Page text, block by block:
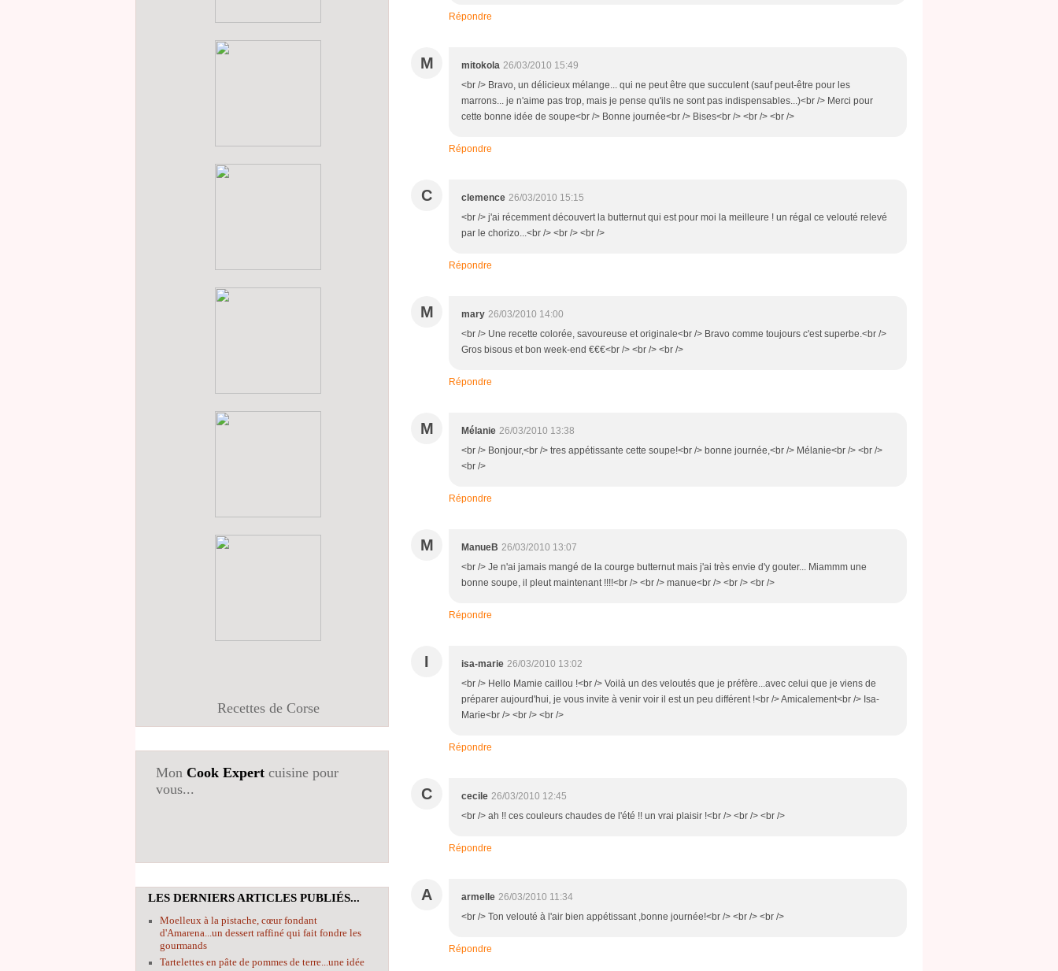
Recettes de Corse
Mon Cook Expert cuisine pour
vous...
LES DERNIERS ARTICLES PUBLIÉS...
Moelleux à la pistache, cœur fondant
d'Amarena...un dessert raffiné qui fait fondre les
gourmands
Tartelettes en pâte de pommes de terre...une idée
Répondre
M mitokola 26/03/2010 15:49
<br /> Bravo, un délicieux mélange... qui ne peut être que succulent (sauf peut-être pour les
marrons... je n'aime pas trop, mais je pense qu'ils ne sont pas indispensables...)<br /> Merci pour
cette bonne idée de soupe<br /> Bonne journée<br /> Bises<br /> <br /> <br />
Répondre
C clemence 26/03/2010 15:15
<br /> j'ai récemment découvert la butternut qui est pour moi la meilleure ! un régal ce velouté relevé
par le chorizo...<br /> <br /> <br />
Répondre
M mary 26/03/2010 14:00
<br /> Une recette colorée, savoureuse et originale<br /> Bravo comme toujours c'est superbe.<br />
Gros bisous et bon week-end €€€<br /> <br /> <br />
Répondre
M Mélanie 26/03/2010 13:38
<br /> Bonjour,<br /> tres appétissante cette soupe!<br /> bonne journée,<br /> Mélanie<br /> <br />
<br />
Répondre
M ManueB 26/03/2010 13:07
<br /> Je n'ai jamais mangé de la courge butternut mais j'ai très envie d'y gouter... Miammm une
bonne soupe, il pleut maintenant !!!!<br /> <br /> manue<br /> <br /> <br />
Répondre
I isa-marie 26/03/2010 13:02
<br /> Hello Mamie caillou !<br /> Voilà un des veloutés que je préfère...avec celui que je viens de
préparer aujourd'hui, je vous invite à venir voir il est un peu différent !<br /> Amicalement<br /> Isa-
Marie<br /> <br /> <br />
Répondre
C cecile 26/03/2010 12:45
<br /> ah !! ces couleurs chaudes de l'été !! un vrai plaisir !<br /> <br /> <br />
Répondre
A armelle 26/03/2010 11:34
<br /> Ton velouté à l'air bien appétissant ,bonne journée!<br /> <br /> <br />
Répondre